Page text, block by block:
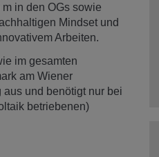
in den OGs sowie
Mindset und
Arbeiten.
im gesamten
am Wiener
und benötigt nur bei
betriebenen)